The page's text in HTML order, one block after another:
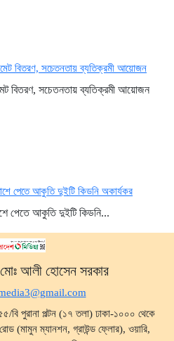
বিতরণ, সচেতনতায় ব্যতিক্রমী আয়োজন
পেতে আকুতি দুইটি কিডনি...
মোঃ আলী হোসেন সরকার
বি পুরানা পল্টন (১৭ তলা) ঢাকা-১০০০ থেকে
(মামুন ম্যানশন, গ্রাউন্ড ফ্লোর), ওয়ারি,